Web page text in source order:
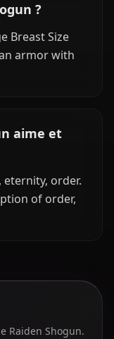
?
Breast Size
armor with
aime et
eternity, order.
of order,
Raiden Shogun.